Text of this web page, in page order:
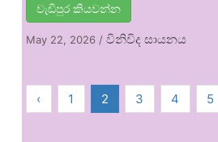
වැඩිපුර කියවන්න
May 22, 2026 /විනිවිද සායනය
‹ 1 2 3 4 5